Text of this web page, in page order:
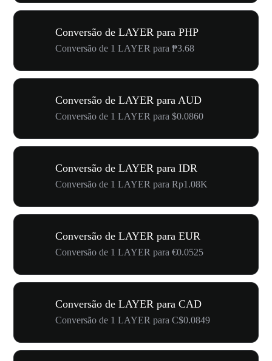
Conversão de LAYER para PHP
Conversão de 1 LAYER para ₱3.68
Conversão de LAYER para AUD
Conversão de 1 LAYER para $0.0860
Conversão de LAYER para IDR
Conversão de 1 LAYER para Rp1.08K
Conversão de LAYER para EUR
Conversão de 1 LAYER para €0.0525
Conversão de LAYER para CAD
Conversão de 1 LAYER para C$0.0849